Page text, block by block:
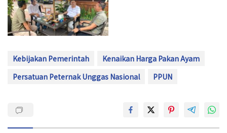
Kebijakan Pemerintah
Kenaikan Harga Pakan Ayam
Persatuan Peternak Unggas Nasional
PPUN